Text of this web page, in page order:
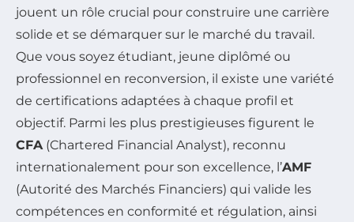
jouent un rôle crucial pour construire une carrière
solide et se démarquer sur le marché du travail.
Que vous soyez étudiant, jeune diplômé ou
professionnel en reconversion, il existe une variété
de certifications adaptées à chaque profil et
objectif. Parmi les plus prestigieuses figurent le
CFA(Chartered Financial Analyst), reconnu
internationalement pour son excellence, l’AMF
(Autorité des Marchés Financiers) qui valide les
compétences en conformité et régulation, ainsi